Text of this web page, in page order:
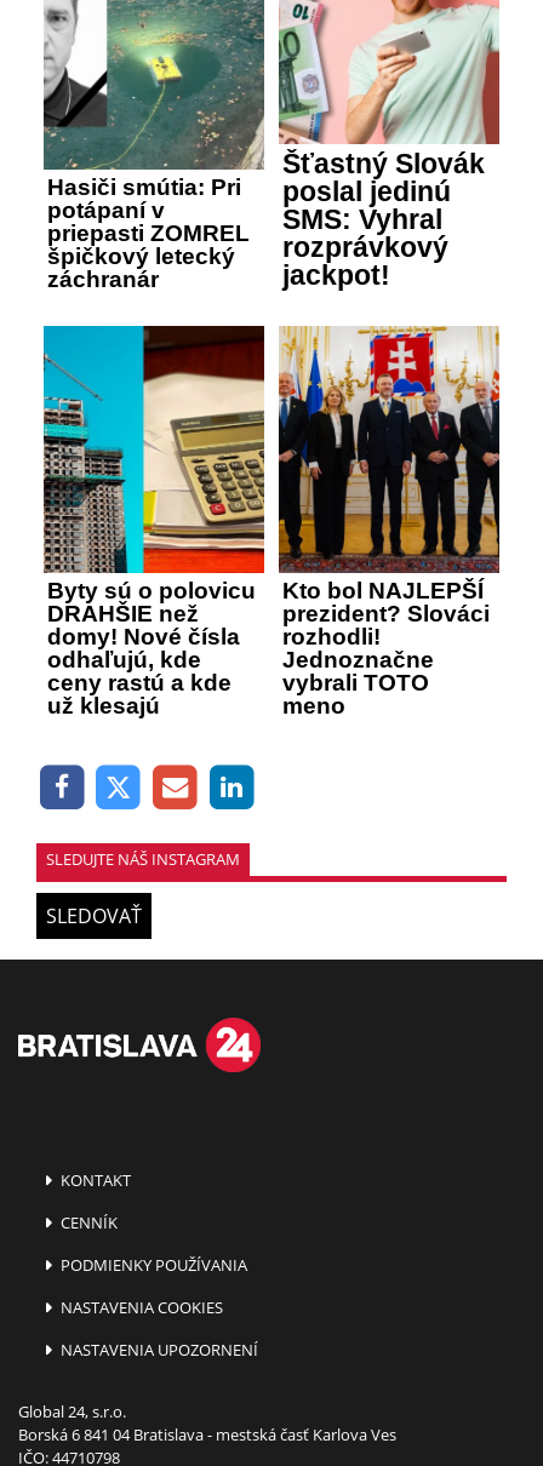
Hasiči smútia: Pri
potápaní v
priepasti ZOMREL
špičkový letecký
záchranár
Šťastný Slovák
poslal jedinú
SMS: Vyhral
rozprávkový
jackpot!
Byty sú o polovicu
DRAHŠIE než
domy! Nové čísla
odhaľujú, kde
ceny rastú a kde
už klesajú
Kto bol NAJLEPŠÍ
prezident? Slováci
rozhodli!
Jednoznačne
vybrali TOTO
meno
SLEDUJTE NÁŠ INSTAGRAM
SLEDOVAŤ
KONTAKT
CENNÍK
PODMIENKY POUŽÍVANIA
NASTAVENIA COOKIES
NASTAVENIA UPOZORNENÍ
Global 24, s.r.o.
Borská 6 841 04 Bratislava - mestská časť Karlova Ves
IČO: 44710798